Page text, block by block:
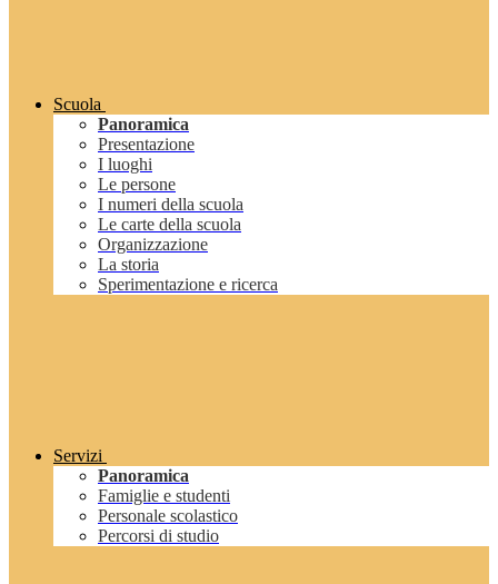
Scuola
Panoramica
Presentazione
I luoghi
Le persone
I numeri della scuola
Le carte della scuola
Organizzazione
La storia
Sperimentazione e ricerca
Servizi
Panoramica
Famiglie e studenti
Personale scolastico
Percorsi di studio